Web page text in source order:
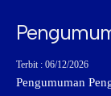
Terbit : 06/12/2026
Pengumuman